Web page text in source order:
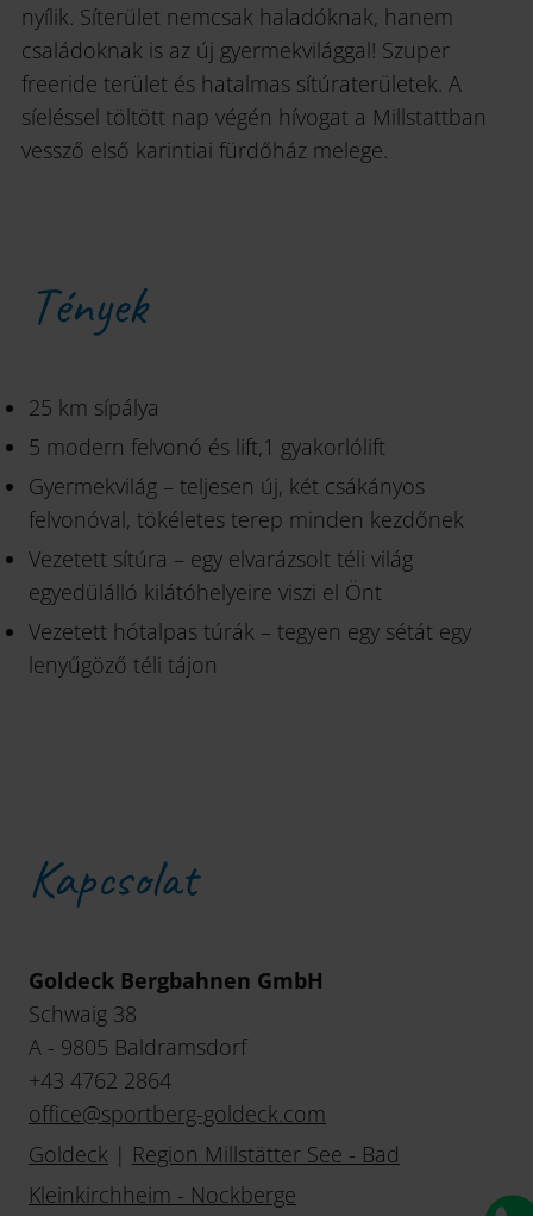
nyílik. Síterület nemcsak haladóknak, hanem
családoknak is az új gyermekvilággal! Szuper
freeride terület és hatalmas sítúraterületek. A
síeléssel töltött nap végén hívogat a Millstattban
vessző első karintiai fürdőház melege.
Tények
25 km sípálya
5 modern felvonó és lift,1 gyakorlólift
Gyermekvilág – teljesen új, két csákányos
felvonóval, tökéletes terep minden kezdőnek
Vezetett sítúra – egy elvarázsolt téli világ
egyedülálló kilátóhelyeire viszi el Önt
Vezetett hótalpas túrák – tegyen egy sétát egy
lenyűgöző téli tájon
Kapcsolat
Goldeck Bergbahnen GmbH
Schwaig 38
A - 9805 Baldramsdorf
+43 4762 2864
office@sportberg-goldeck com
Goldeck | Region Millstätter See - Bad
Kleinkirchheim - Nockberge